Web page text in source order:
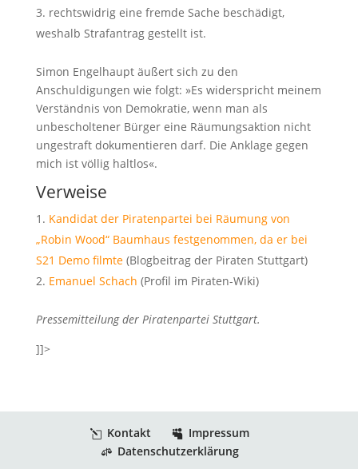
rechtswidrig eine fremde Sache beschädigt,
weshalb Strafantrag gestellt ist.
Simon Engelhaupt äußert sich zu den
Anschuldigungen wie folgt: »Es widerspricht meinem
Verständnis von Demokratie, wenn man als
unbescholtener Bürger eine Räumungsaktion nicht
ungestraft dokumentieren darf. Die Anklage gegen
mich ist völlig haltlos«.
Verweise
Kandidat der Piratenpartei bei Räumung von
„Robin Wood“ Baumhaus festgenommen, da er bei
S21 Demo filmte(Blogbeitrag der Piraten Stuttgart)
Emanuel Schach (Profil im Piraten-Wiki)
Pressemitteilung der Piratenpartei Stuttgart.
]]>
Kontakt
Impressum
Datenschutzerklärung